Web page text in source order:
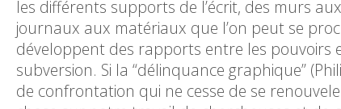
les différents supports de l’écrit, des murs
journaux aux matériaux que l’on peut se
développent des rapports entre les pouvoirs
subversion. Si la “délinquance graphique”
de confrontation qui ne cesse de se